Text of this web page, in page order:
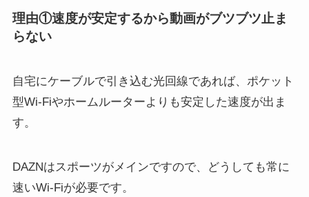
理由①速度が安定するから動画がブツブツ止ま
らない
自宅にケーブルで引き込む光回線であれば、ポケット
型Wi-Fiやホームルーターよりも安定した速度が出ま
す。
DAZNはスポーツがメインですので、どうしても常に
速いWi-Fiが必要です。